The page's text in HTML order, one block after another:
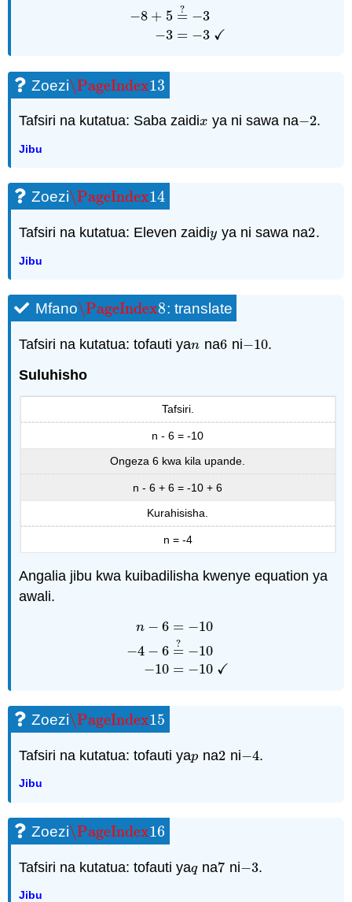
−8 + 5
−3
=
? −3
= −3 ✓
x+5 =−3 −8 +5=
Zoezi\PageIndex13
\PageIndex13
Tafsiri na kutatua: Saba zaidix
x ya ni sawa na−2
−2.
Jibu
Zoezi\PageIndex14
\PageIndex14
Tafsiri na kutatua: Eleven zaidiy
y ya ni sawa na2
2.
Jibu
Mfano\PageIndex8
\PageIndex8: translate
Tafsiri na kutatua: tofauti yan
n na6
6 ni−10
−10.
Suluhisho
Tafsiri.
n - 6 = -10
Ongeza 6 kwa kila upande.
n - 6 + 6 = -10 + 6
Kurahisisha.
n = -4
Angalia jibu kwa kuibadilisha kwenye equation ya
awali.
n − 6
−4 − 6
−10
= −10
=
? −10
= −10 ✓
n−6 =−10−4−6
Zoezi\PageIndex15
\PageIndex15
Tafsiri na kutatua: tofauti yap
p na2
2 ni−4
−4.
Jibu
Zoezi\PageIndex16
\PageIndex16
Tafsiri na kutatua: tofauti yaq
q na7
7 ni−3
−3.
Jibu